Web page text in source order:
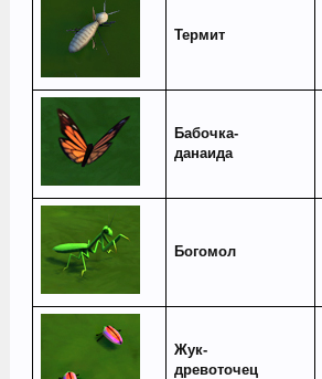
Термит
Бабочка-
данаида
Богомол
Жук-
древоточец